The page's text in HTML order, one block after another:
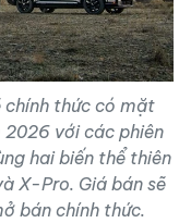
chính thức có mặt
với các phiên
hai biến thể thiên
X-Pro. Giá bán sẽ
bán chính thức.